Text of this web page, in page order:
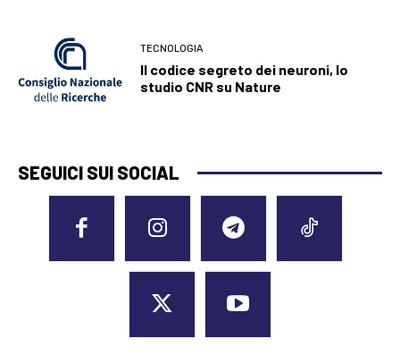
TECNOLOGIA
Il codice segreto dei neuroni, lo
studio CNR su Nature
SEGUICI SUI SOCIAL